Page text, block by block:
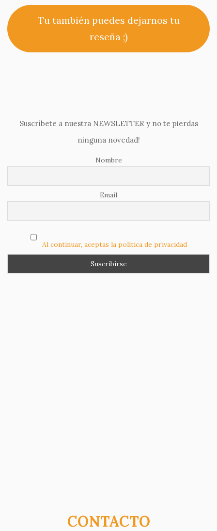
Tu también puedes dejarnos tu
reseña ;)
Suscríbete a nuestra NEWSLETTER y no te pierdas
ninguna novedad!
Nombre
Email
Al continuar, aceptas la política de privacidad
CONTACTO